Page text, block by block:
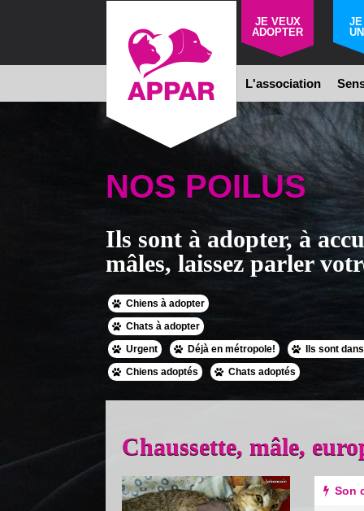
JE VEUX
ADOPTER
JE
L'association
NOS POILUS
Ils sont à adopter, à
mâles, laissez parler
Chiens à adopter
Chats à adopter
Urgent
Déjà en métropole!
Ils sont
Chiens adoptés
Chats adoptés
Chaussette, mâle,
Previous Next Son